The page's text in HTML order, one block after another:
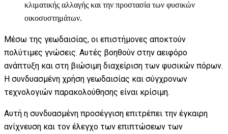
κλιματικής αλλαγής και την προστασία των φυσικών
οικοσυστημάτων.
Μέσω της γεωδαισίας, οι επιστήμονες αποκτούν
πολύτιμες γνώσεις. Αυτές βοηθούν στην αειφόρο
ανάπτυξη και στη βιώσιμη διαχείριση των φυσικών πόρων.
Η συνδυασμένη χρήση γεωδαισίας και σύγχρονων
τεχνολογιών παρακολούθησης είναι κρίσιμη.
Αυτή η συνδυασμένη προσέγγιση επιτρέπει την έγκαιρη
ανίχνευση και τον έλεγχο των επιπτώσεων των